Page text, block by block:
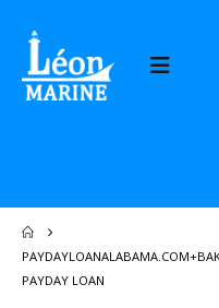
PAYDAY LOAN